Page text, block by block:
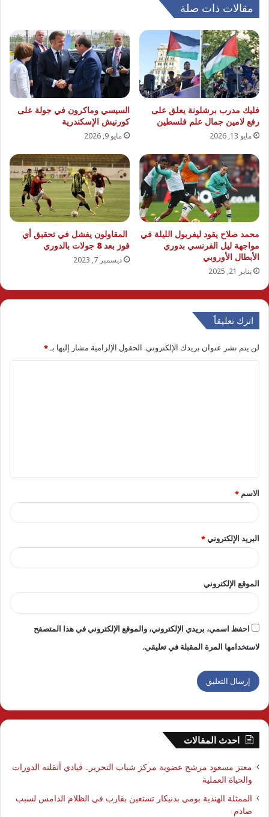
مقالات ذات صلة
فليك مدرب برشلونة يعلق على
رفع لامين جمال علم فلسطين
مايو 13, 2026
السيسي وماكرون في جولة على
كورنيش الإسكندرية
مايو 9, 2026
محمد صلاح يقود ليفربول الليلة في
مواجهة ليل الفرنسي بدوري
الأبطال الأوروبي
يناير 21, 2025
المقاولون يفشل في تحقيق أي
فوز بعد 8 جولات بالدوري
ديسمبر 7, 2023
اترك تعليقاً
لن يتم نشر عنوان بريدك الإلكتروني. الحقول الإلزامية مشار إليها بـ*
ق
*
الاسم *
البريد الإلكتروني*
الموقع الإلكتروني
احفظ اسمي، بريدي الإلكتروني، والموقع الإلكتروني في هذا المتصفح
لاستخدامها المرة المقبلة في تعليقي.
احدث المقالات
معتز مسعود مرشح عضوية مركز شباب التحرير.. قيادي أثقلته الدورات
والحياة العملية
الممثلة الهندية بومي بدنيكار تستعين بقارب في الظلام الدامس لسبب
صادم